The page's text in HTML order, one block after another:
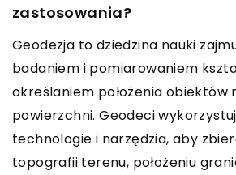
zastosowania?
Geodezja to dziedzina nauki
badaniem i pomiarowaniem
określaniem położenia obiektów
powierzchni. Geodeci
technologie i narzędzia, aby
topografii terenu, położeniu